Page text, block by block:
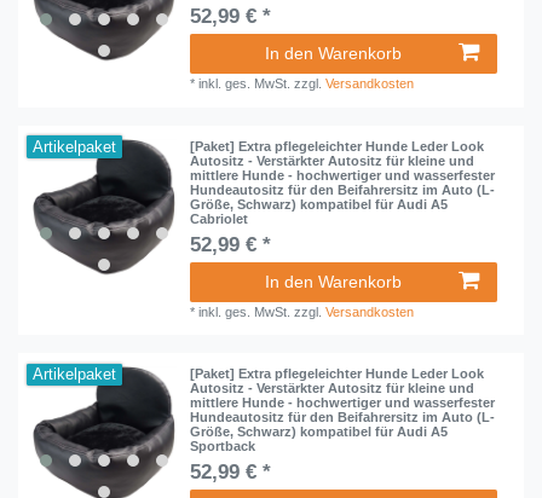
52,99 € *
In den Warenkorb
*inkl. ges. MwSt. zzgl.Versandkosten
Artikelpaket
[Paket] Extra pflegeleichter Hunde Leder Look
Autositz - Verstärkter Autositz für kleine und
mittlere Hunde - hochwertiger und wasserfester
Hundeautositz für den Beifahrersitz im Auto (L-
Größe, Schwarz) kompatibel für Audi A5
Cabriolet
52,99 € *
In den Warenkorb
*inkl. ges. MwSt. zzgl.Versandkosten
Artikelpaket
[Paket] Extra pflegeleichter Hunde Leder Look
Autositz - Verstärkter Autositz für kleine und
mittlere Hunde - hochwertiger und wasserfester
Hundeautositz für den Beifahrersitz im Auto (L-
Größe, Schwarz) kompatibel für Audi A5
Sportback
52,99 € *